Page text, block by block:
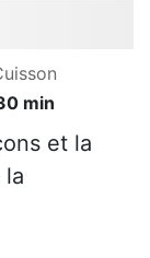
min
et la
la